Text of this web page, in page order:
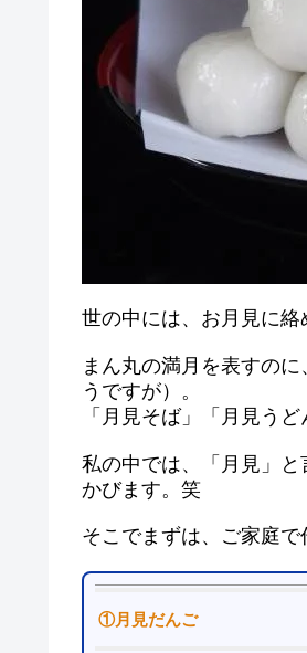
世の中には、お月見に絡
まん丸の満月を表すの
うですが）。
「月見そば」「月見う
私の中では、「月見」
かびます。笑
そこでまずは、ご家庭で
①月見だんご